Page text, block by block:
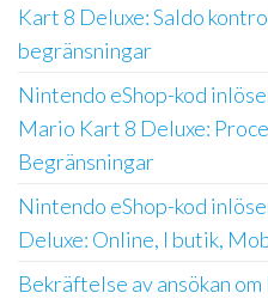
Kart 8 Deluxe: Saldo
begränsningar
Nintendo eShop-kod
Mario Kart 8 Deluxe:
Begränsningar
Nintendo eShop-kod
Deluxe: Online, I butik,
Bekräftelse av ansökan